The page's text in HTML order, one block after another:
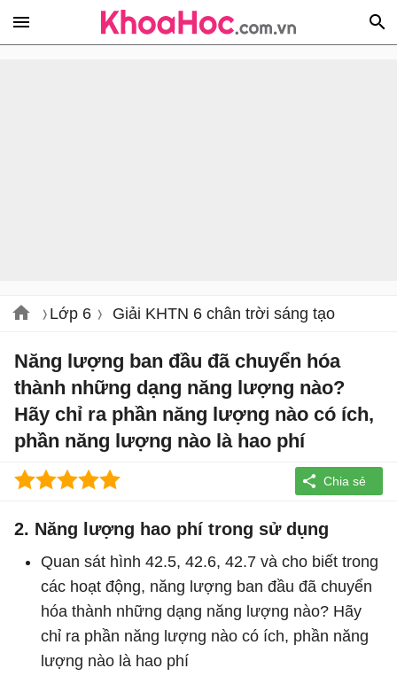
Lớp 6 Giải KHTN 6 chân trời sáng tạo
Năng lượng ban đầu đã chuyển hóa
thành những dạng năng lượng nào?
Hãy chỉ ra phần năng lượng nào có ích,
phần năng lượng nào là hao phí
2. Năng lượng hao phí trong sử dụng
Quan sát hình 42.5, 42.6, 42.7 và cho biết trong
các hoạt động, năng lượng ban đầu đã chuyển
hóa thành những dạng năng lượng nào? Hãy
chỉ ra phần năng lượng nào có ích, phần năng
lượng nào là hao phí